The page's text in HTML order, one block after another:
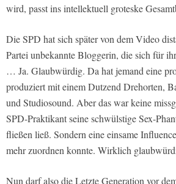
wird, passt ins intellektuell groteske
Die SPD hat sich später von dem Video
Partei unbekannte Bloggerin, die sich für
… Ja. Glaubwürdig. Da hat jemand eine
produziert mit einem Dutzend Drehorten,
und Studiosound. Aber das war keine
SPD-Praktikant seine schwülstige Sex-
fließen ließ. Sondern eine einsame
mehr zuordnen konnte. Wirklich
Nun darf also die Letzte Generation vor